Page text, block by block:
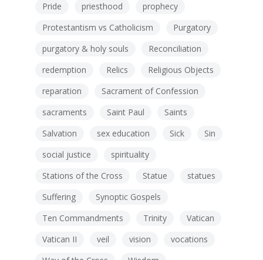
Pride
priesthood
prophecy
Protestantism vs Catholicism
Purgatory
purgatory & holy souls
Reconciliation
redemption
Relics
Religious Objects
reparation
Sacrament of Confession
sacraments
Saint Paul
Saints
Salvation
sex education Sick
Sin
social justice
spirituality
Stations of the Cross
Statue
statues
Suffering
Synoptic Gospels
Ten Commandments
Trinity
Vatican
Vatican II
veil vision
vocations